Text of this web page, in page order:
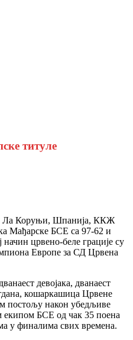
титуле
Ла Коруњи, Шпанија, ККЖ
Мађарске БСЕ са 97-62 и
црвено-беле грације су
Европе за СД Црвена
девојака, дванаест
кошаркашица Црвене
постољу након убедљиве
екипом БСЕ од чак 35 поена
у финалима свих времена.